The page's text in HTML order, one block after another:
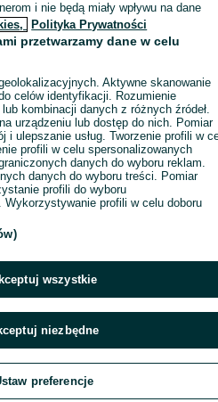
Wyświetlenia:
i nie będą miały wpływu na dane
Polityka Prywatności
przetwarzamy dane w celu
Aktywne skanowanie
celów identyfikacji. Rozumienie
kombinacji danych z różnych źródeł.
urządzeniu lub dostęp do nich. Pomiar
i ulepszanie usług. Tworzenie profili w
profili w celu spersonalizowanych
danych do wyboru reklam.
danych do wyboru treści. Pomiar
profili do wyboru
profili w celu doboru
wszystkie
niezbędne
preferencje